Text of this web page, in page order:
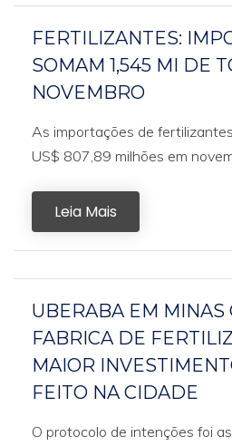
FERTILIZANTES:
SOMAM 1,545 MI DE
NOVEMBRO
As importações de
US$ 807,89 milhões em
Leia Mais
UBERABA EM MINAS
FABRICA DE
MAIOR
FEITO NA CIDADE
O protocolo de intenções foi